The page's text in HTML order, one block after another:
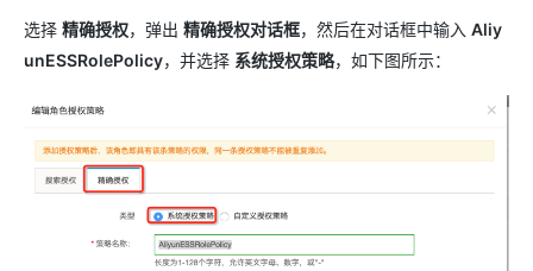
选择 精确授权，弹出 精确授权对话框，然后在对话框中输入 Aliy
unESSRolePolicy，并选择 系统授权策略，如下图所示：